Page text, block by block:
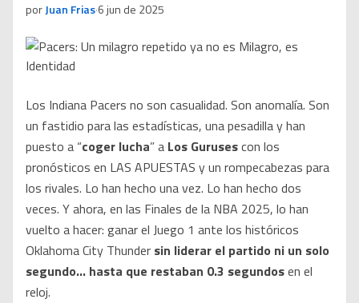
porJuan Frias·6 jun de 2025
Los Indiana Pacers no son casualidad. Son anomalía. Son
un fastidio para las estadísticas, una pesadilla y han
puesto a “coger lucha” a Los Gurusescon los
pronósticos en LAS APUESTAS y un rompecabezas para
los rivales. Lo han hecho una vez. Lo han hecho dos
veces. Y ahora, en las Finales de la NBA 2025, lo han
vuelto a hacer: ganar el Juego 1 ante los históricos
Oklahoma City Thunder sin liderar el partido ni un solo
segundo… hasta que restaban 0.3 segundosen el
reloj.